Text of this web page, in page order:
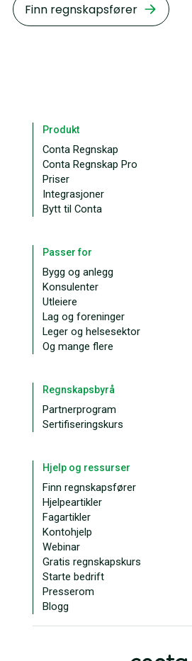
Finn regnskapsfører
Produkt
Conta Regnskap
Conta Regnskap Pro
Priser
Integrasjoner
Bytt til Conta
Passer for
Bygg og anlegg
Konsulenter
Utleiere
Lag og foreninger
Leger og helsesektor
Og mange flere
Regnskapsbyrå
Partnerprogram
Sertifiseringskurs
Hjelp og ressurser
Finn regnskapsfører
Hjelpeartikler
Fagartikler
Kontohjelp
Webinar
Gratis regnskapskurs
Starte bedrift
Presserom
Blogg